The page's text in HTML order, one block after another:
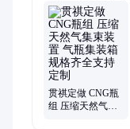
置、汽化调压撬、
调压撬、减压计量
cng减压撬、CNG
LPG汽化器、二氧
LNG气化设备、天
压设备、调压箱
贯祺定做 CNG瓶
组 压缩天然气集